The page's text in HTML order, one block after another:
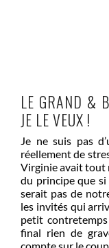
LE GRAND &
JE LE VEUX !
Je ne suis pas
réellement de
Virginie avait tout
du principe que
serait pas de
les invités qui
petit
final rien de